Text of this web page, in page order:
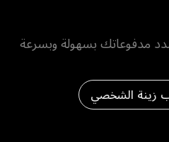
مدفوعاتك بسهولة وبسرعة
زينة الشخصي